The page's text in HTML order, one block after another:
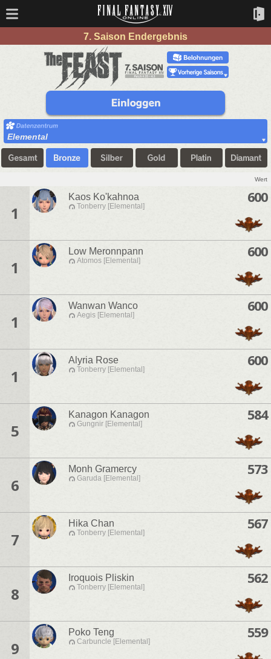
7. Saison Endergebnis
Elemental
Wert
1
Kaos Ko'kahnoa
Tonberry [Elemental]
600
1
Low Meronnpann
Atomos [Elemental]
600
1
Wanwan Wanco
Aegis [Elemental]
600
1
Alyria Rose
Tonberry [Elemental]
600
5
Kanagon Kanagon
Gungnir [Elemental]
584
6
Monh Gramercy
Garuda [Elemental]
573
7
Hika Chan
Tonberry [Elemental]
567
8
Iroquois Pliskin
Tonberry [Elemental]
562
9
Poko Teng
Carbuncle [Elemental]
559